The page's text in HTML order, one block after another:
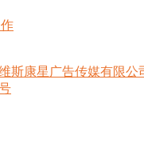
斯康星广告传媒有限公